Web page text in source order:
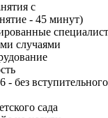
с
- 45 минут)
случаями
- без вступительного
сада